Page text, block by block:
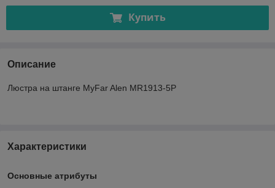
Купить
Описание
Люстра на штанге MyFar Alen MR1913-5P
Характеристики
Основные атрибуты